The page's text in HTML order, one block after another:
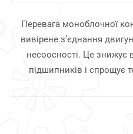
Перевага моноблочної
вивірене з’єднання
несоосності. Це знижує
підшипників і спрощує